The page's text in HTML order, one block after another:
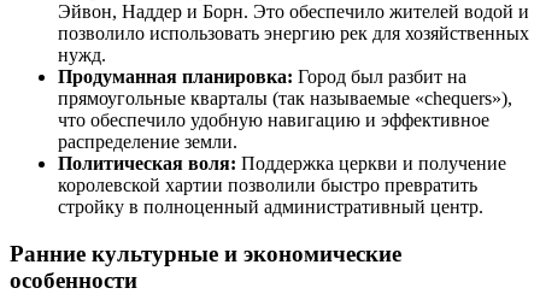
Эйвон, Наддер и Борн. Это обеспечило жителей водой и
позволило использовать энергию рек для хозяйственных
нужд.
Продуманная планировка: Город был разбит на
прямоугольные кварталы (так называемые «chequers»),
что обеспечило удобную навигацию и эффективное
распределение земли.
Политическая воля: Поддержка церкви и получение
королевской хартии позволили быстро превратить
стройку в полноценный административный центр.
Ранние культурные и экономические
особенности